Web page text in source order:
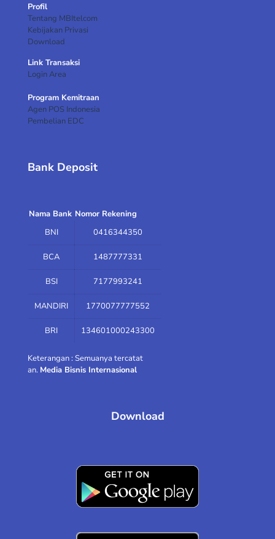
Profil
Tentang MBItelcom
Kebijakan Privasi
Download
Link Transaksi
Login Area
Program Kemitraan
Agen POS Indonesia
Pembelian EDC
Bank Deposit
Nama Bank Nomor Rekening
BNI
0416344350
BCA 1487777331
BSI 7177993241
MANDIRI 1770077777552
BRI 134601000243300
Keterangan : Semuanya tercatat
an. Media Bisnis Internasional
Download